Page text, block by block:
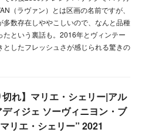
（ラヴァン）とは区画の名前ですが、
数存在しややこしいので、なんと品種
という裏話も。2016年とヴィンテー
したフレッシュさが感じられる驚きの
切れ】マリエ・シェリー|アル
ディジェ ソーヴィニヨン・ブ
リエ・シェリー” 2021